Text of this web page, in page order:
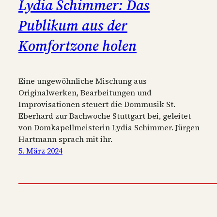
Lydia Schimmer: Das
Publikum aus der
Komfortzone holen
Eine ungewöhnliche Mischung aus
Originalwerken, Bearbeitungen und
Improvisationen steuert die Dommusik St.
Eberhard zur Bachwoche Stuttgart bei, geleitet
von Domkapellmeisterin Lydia Schimmer. Jürgen
Hartmann sprach mit ihr.
5. März 2024